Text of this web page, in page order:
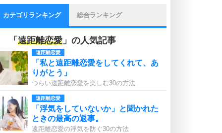
カテゴリランキング 総合ランキング
「 遠距離恋愛 」の人気記事
遠距離恋愛
「私と遠距離恋愛をしてくれて、あ
りがとう」
つらい遠距離恋愛を楽しむ30の方法
遠距離恋愛
「浮気をしていないか」と聞かれた
ときの最高の返事。
遠距離恋愛の浮気を防ぐ30の方法